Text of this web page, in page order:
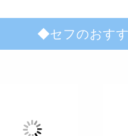
◆セフのおす